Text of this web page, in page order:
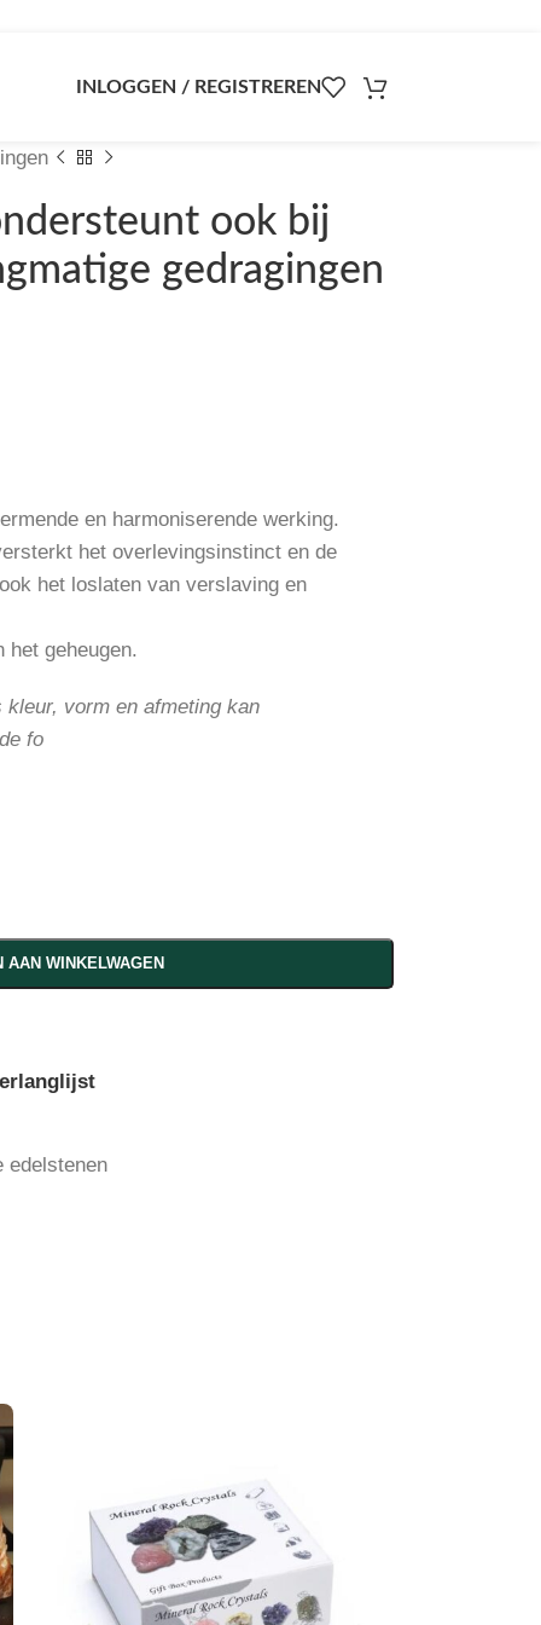
INLOGGEN / REGISTREREN
ook bij
gedragingen
en harmoniserende werking.
het overlevingsinstinct en de
het loslaten van verslaving en
het geheugen.
vorm en afmeting kan
fo
AAN WINKELWAGEN
edelstenen